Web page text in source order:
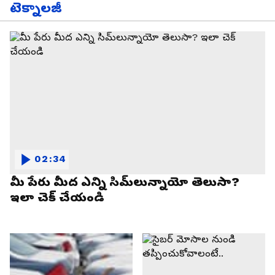
టెక్నాలజీ
మీ పేరు మీద ఎన్ని సిమ్‌లున్నాయో తెలుసా?
ఇలా చెక్ చేయండి
02:34